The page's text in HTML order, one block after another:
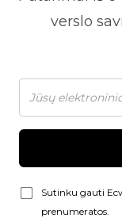
verslo
Sutinku gauti
prenumeratos.